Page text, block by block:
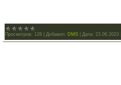
Просмотров: 128 Добавил: DMS Дата: 23.06.2023